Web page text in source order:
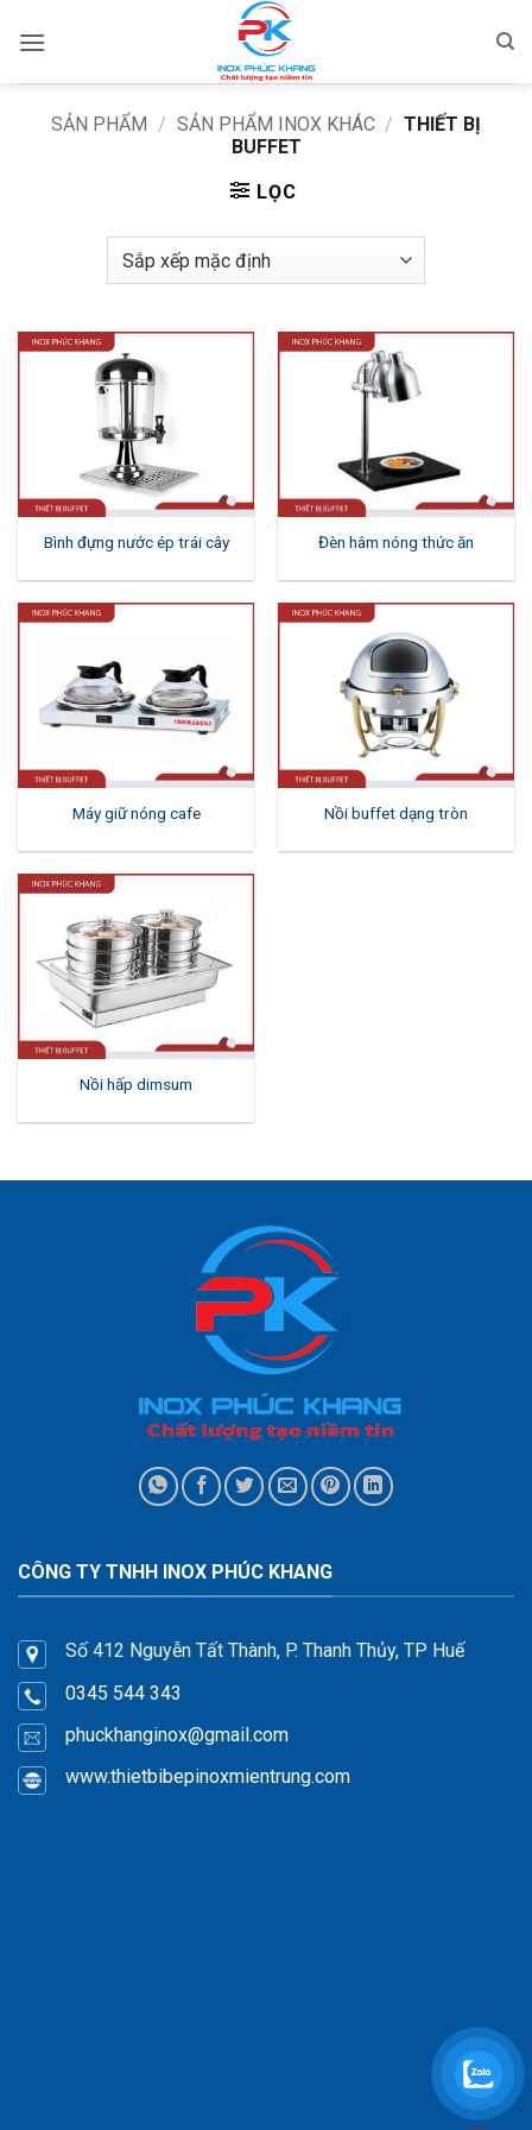
qua
SẢN PHẨM / SẢN PHẨM INOX KHÁC / THIẾT BỊ
BUFFET
LỌC
Bình đựng nước ép trái cây Đèn hâm nóng thức ăn
Máy giữ nóng cafe Nồi buffet dạng tròn
Nồi hấp dimsum
CÔNG TY TNHH INOX PHÚC KHANG
Số 412 Nguyễn Tất Thành, P. Thanh Thủy, TP Huế
0345 544 343
phuckhanginox@gmail.com
www.thietbibepinoxmientrung.com